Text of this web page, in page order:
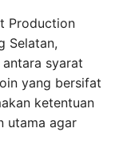
Production
Selatan,
syarat
yang bersifat
ketentuan
utama agar